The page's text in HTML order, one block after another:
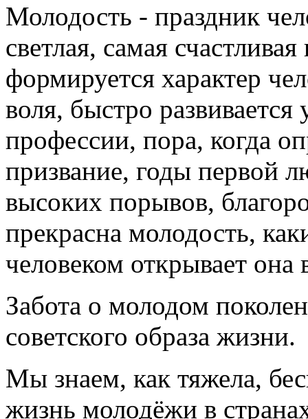
Молодость - праздник
светлая, самая
формируется характер
воля, быстро
профессии, пора, когда
призвание, годы первой
высоких порывов,
прекрасна молодость,
человеком открывает
Забота о молодом
советского образа жизни.
Мы знаем, как тяжела,
жизнь молодёжи в